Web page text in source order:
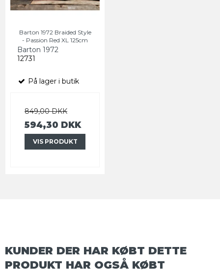
Barton 1972 Braided Style
- Passion Red XL 125cm
Barton 1972
12731
På lager i butik
849,00 DKK
594,30 DKK
VIS PRODUKT
KUNDER DER HAR KØBT DETTE
PRODUKT HAR OGSÅ KØBT